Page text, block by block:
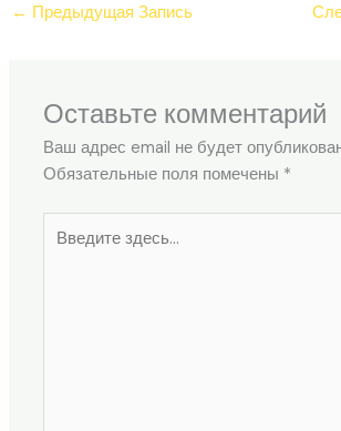
← Предыдущая Запись
Оставьте комментарий
Ваш адрес email не будет
Обязательные поля помечены *
здесь...